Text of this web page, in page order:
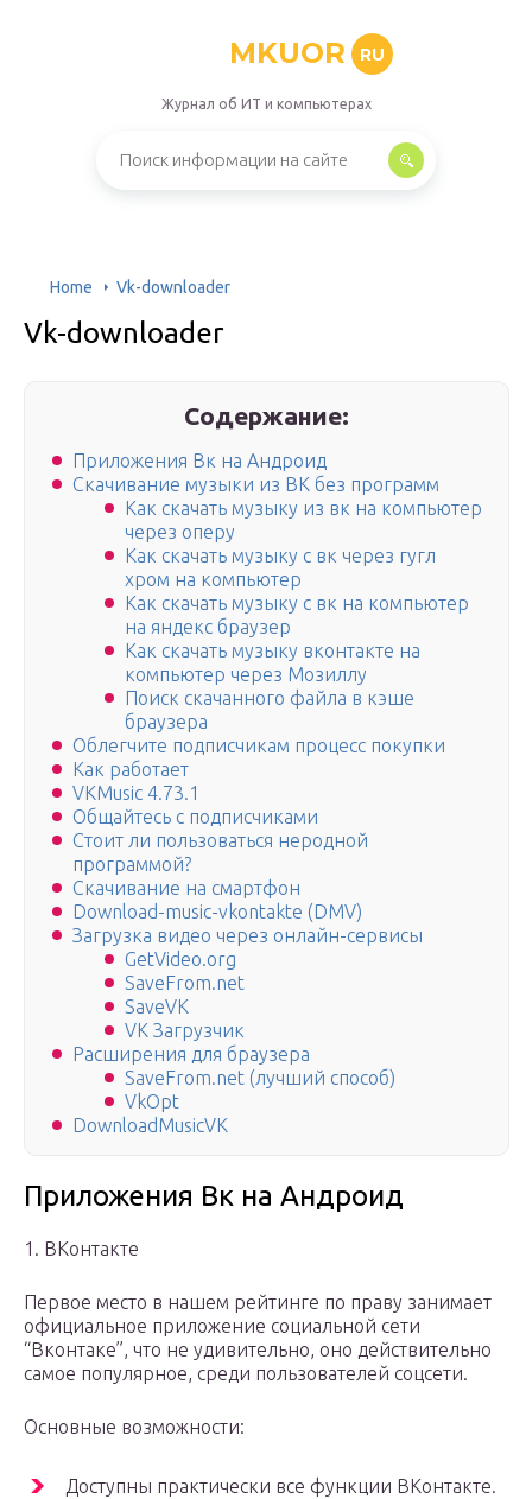
MKUOR RU
Журнал об ИТ и компьютерах
Home Vk-downloader
Vk-downloader
Содержание:
Приложения Вк на Андроид
Скачивание музыки из ВК без программ
Как скачать музыку из вк на компьютер
через оперу
Как скачать музыку с вк через гугл
хром на компьютер
Как скачать музыку с вк на компьютер
на яндекс браузер
Как скачать музыку вконтакте на
компьютер через Мозиллу
Поиск скачанного файла в кэше
браузера
Облегчите подписчикам процесс покупки
Как работает
VKMusic 4.73.1
Общайтесь с подписчиками
Стоит ли пользоваться неродной
программой?
Скачивание на смартфон
Download-music-vkontakte (DMV)
Загрузка видео через онлайн-сервисы
GetVideo.org
SaveFrom.net
SaveVK
VK Загрузчик
Расширения для браузера
SaveFrom.net (лучший способ)
VkOpt
DownloadMusicVK
Приложения Вк на Андроид
1. ВКонтакте
Первое место в нашем рейтинге по праву занимает
официальное приложение социальной сети
“Вконтаке”, что не удивительно, оно действительно
самое популярное, среди пользователей соцсети.
Основные возможности:
Доступны практически все функции ВКонтакте.